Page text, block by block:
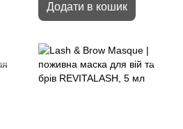
Додати в кошик